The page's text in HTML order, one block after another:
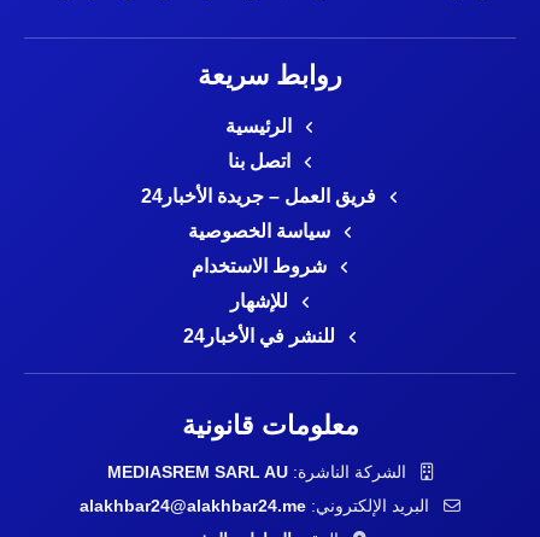
روابط سريعة
الرئيسية
اتصل بنا
فريق العمل – جريدة الأخبار24
سياسة الخصوصية
شروط الاستخدام
للإشهار
للنشر في الأخبار24
معلومات قانونية
الشركة الناشرة:MEDIASREM SARL AU
البريد الإلكتروني: alakhbar24@alakhbar24.me